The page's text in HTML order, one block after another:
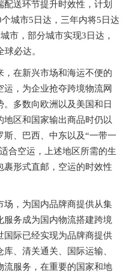
配送环节提升时效性，计划
城市5日达，三年内将5日达
市，部分城市实现3日达，
必达。
，在新兴市场和海运不便的
运，为企业抢夺跨境物流网
。多数向欧洲以及美国和日
地区和国家输出商品时仍以
斯、巴西、中东以及“一带一
合空运，上述地区所需的生
裹形式直邮，空运的时效性
场，为国内品牌商提供从集
服务成为国内物流搭建跨境
国际已经实现为品牌商提供
库、清关通关、国际运输、
流服务，在重要的国家和地